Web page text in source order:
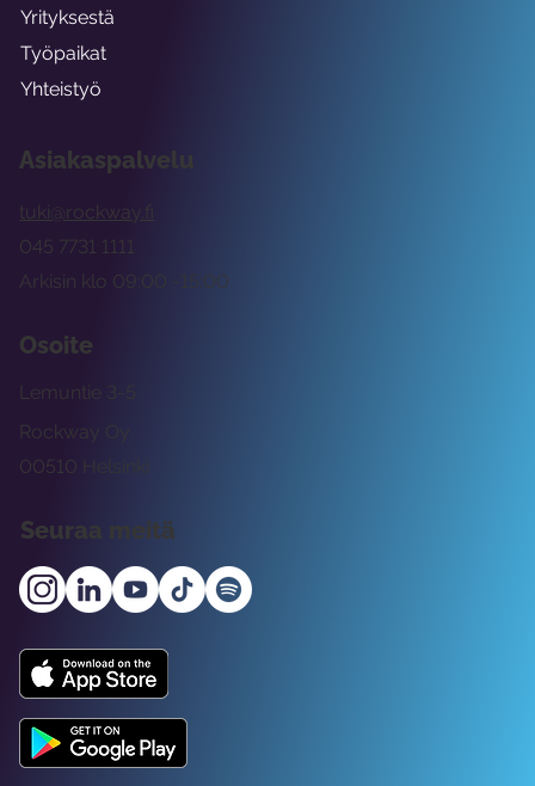
Asiakaspalvelu
tuki@rockway.fi
Arkisin klo 09:00 -15:00
045 7731 1111
Osoite
Rockway Oy
Lemuntie 3-5
00510 Helsinki
Seuraa meitä
Yrityksestä
Työpaikat
Yhteistyö